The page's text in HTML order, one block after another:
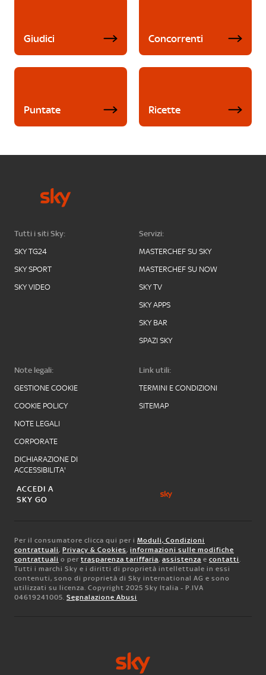
Giudici Concorrenti
Puntate Ricette
Tutti i siti Sky:
SKY TG24
SKY SPORT
SKY VIDEO
Servizi:
MASTERCHEF SU SKY
MASTERCHEF SU NOW
SKY TV
SKY APPS
SKY BAR
SPAZI SKY
Note legali:
GESTIONE COOKIE
COOKIE POLICY
NOTE LEGALI
CORPORATE
DICHIARAZIONE DI
ACCESSIBILITA'
Link utili:
TERMINI E CONDIZIONI
SITEMAP
ACCEDI A
SKY GO
Per il consumatore clicca qui per i Moduli, Condizioni
contrattuali, Privacy & Cookies, informazioni sulle modifiche
contrattuali o per trasparenza tariffaria, assistenza e contatti.
Tutti i marchi Sky e i diritti di proprietà intellettuale in essi
contenuti, sono di proprietà di Sky international AG e sono
utilizzati su licenza. Copyright 2025 Sky Italia - P.IVA
04619241005. Segnalazione Abusi